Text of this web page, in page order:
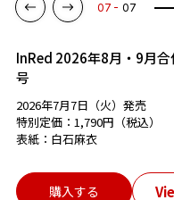
07 07
InRed 2026年8月・9月合
号
2026年7月7日（火）発売
特別定価：1,790円（税込）
表紙：白石麻衣
購入する